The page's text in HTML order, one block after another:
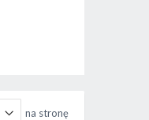
na stronę